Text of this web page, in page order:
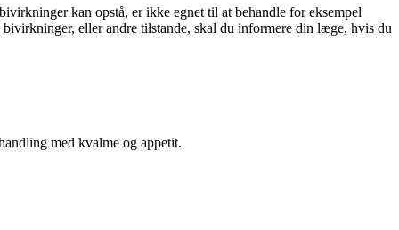
kan opstå, er ikke egnet til at behandle for eksempel
eller andre tilstande, skal du informere din læge, hvis du
med kvalme og appetit.